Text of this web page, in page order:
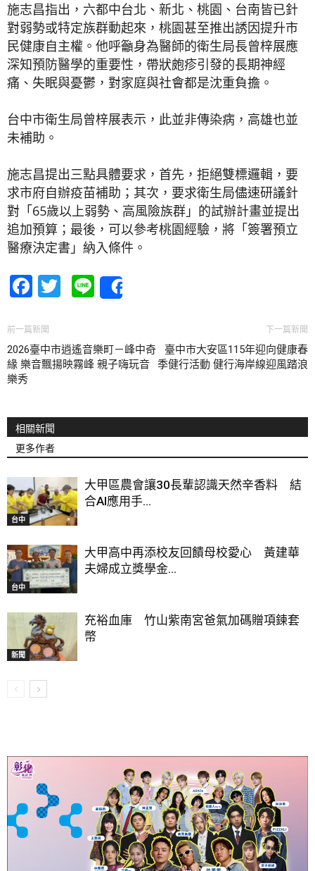
施志昌指出，六都中台北、新北、桃園、台南皆已針
對弱勢或特定族群動起來，桃園甚至推出誘因提升市
民健康自主權。他呼籲身為醫師的衛生局長曾梓展應
深知預防醫學的重要性，帶狀皰疹引發的長期神經
痛、失眠與憂鬱，對家庭與社會都是沈重負擔。
台中市衛生局曾梓展表示，此並非傳染病，高雄也並
未補助。
施志昌提出三點具體要求，首先，拒絕雙標邏輯，要
求市府自辦疫苗補助；其次，要求衛生局儘速研議針
對「65歲以上弱勢、高風險族群」的試辦計畫並提出
追加預算；最後，可以參考桃園經驗，將「簽署預立
醫療決定書」納入條件。
Facebook
Twitter
Line
前一篇新聞
2026臺中市逍遙音樂町－峰中奇
緣 樂音飄揚映霧峰 親子嗨玩音
樂秀
下一篇新聞
臺中市大安區115年迎向健康春
季健行活動 健行海岸線迎風踏浪
相關新聞
更多作者
台中
大甲區農會讓30長輩認識天然辛香料 結
合AI應用手...
台中
大甲高中再添校友回饋母校愛心 黃建華
夫婦成立獎學金...
新聞
充裕血庫 竹山紫南宮爸氣加碼贈項鍊套
幣